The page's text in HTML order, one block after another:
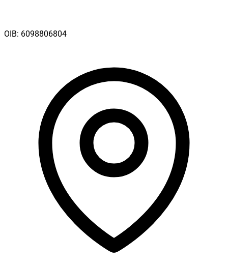
OIB: 6098806804